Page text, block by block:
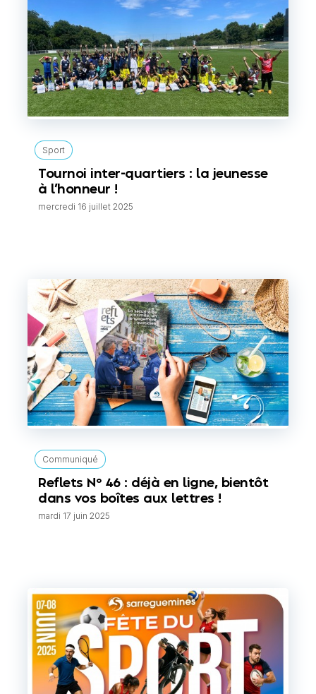
Sport
Tournoi inter-quartiers : la jeunesse
à l’honneur !
mercredi 16 juillet 2025
Communiqué
Reflets N° 46 : déjà en ligne, bientôt
dans vos boîtes aux lettres !
mardi 17 juin 2025